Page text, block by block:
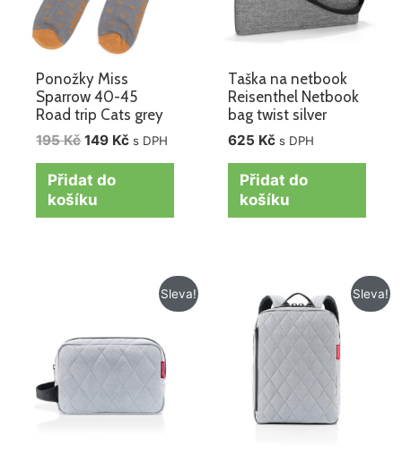
Ponožky Miss
Sparrow 40-45
Road trip Cats grey
195Kč 149 Kč s DPH
Přidat do
košíku
Taška na netbook
Reisenthel Netbook
bag twist silver
625 Kč s DPH
Přidat do
košíku
Sleva!
575 Kč.
Aktuální
cena
517 Kč.
Sleva!
Původní
cena
byla:
675 Kč.
Aktuální
cena